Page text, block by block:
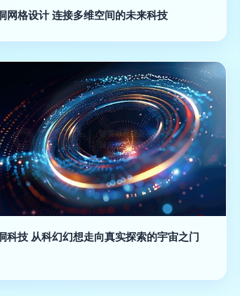
网格设计 连接多维空间的未来科技
科技 从科幻幻想走向真实探索的宇宙之门